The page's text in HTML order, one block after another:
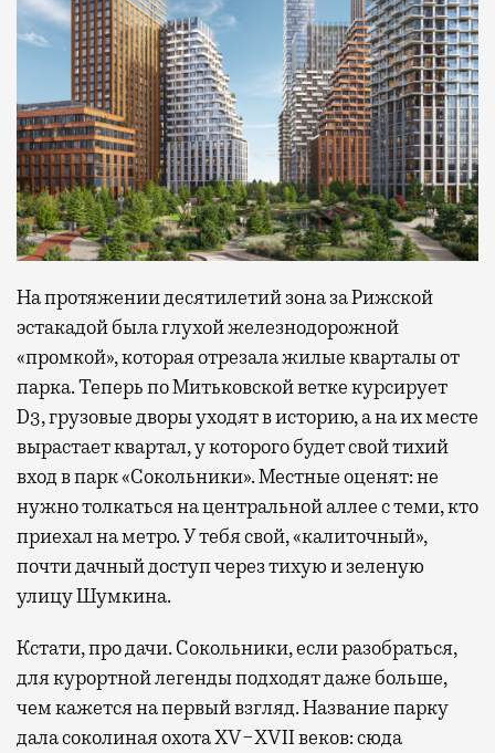
На протяжении десятилетий зона за Рижской
эстакадой была глухой железнодорожной
«промкой», которая отрезала жилые кварталы от
парка. Теперь по Митьковской ветке курсирует
D3, грузовые дворы уходят в историю, а на их месте
вырастает квартал, у которого будет свой тихий
вход в парк «Сокольники». Местные оценят: не
нужно толкаться на центральной аллее с теми, кто
приехал на метро. У тебя свой, «калиточный»,
почти дачный доступ через тихую и зеленую
улицу Шумкина.
Кстати, про дачи. Сокольники, если разобраться,
для курортной легенды подходят даже больше,
чем кажется на первый взгляд. Название парку
дала соколиная охота XV−XVII веков: сюда